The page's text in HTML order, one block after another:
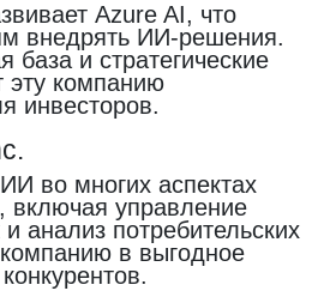
Azure AI, что
внедрять ИИ-решения.
и стратегические
эту компанию
инвесторов.
во многих аспектах
включая управление
анализ потребительских
в выгодное